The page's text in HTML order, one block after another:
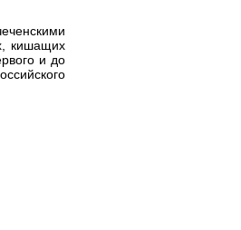
кишащих
и до